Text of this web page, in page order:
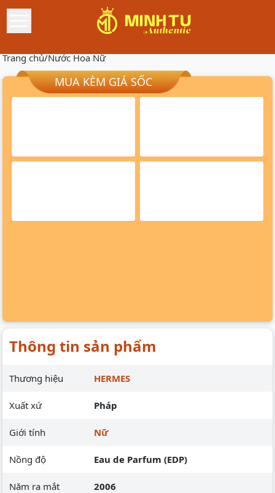
Trang chủ/Nước Hoa Nữ
MUA KÈM GIÁ SỐC
Thông tin sản phẩm
Thương hiệu HERMES
Xuất xứ Pháp
Giới tính Nữ
Nồng độ Eau de Parfum (EDP)
Năm ra mắt 2006